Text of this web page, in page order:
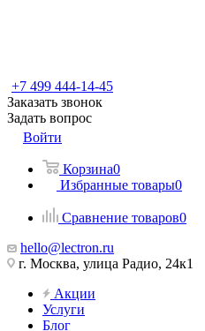
+7 499 444-14-45
Заказать звонок
Задать вопрос
Войти
Корзина0
Избранные товары0
Сравнение товаров0
hello@lectron.ru
г. Москва, улица Радио, 24к1
Акции
Услуги
Блог